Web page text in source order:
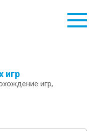
игр
игр,